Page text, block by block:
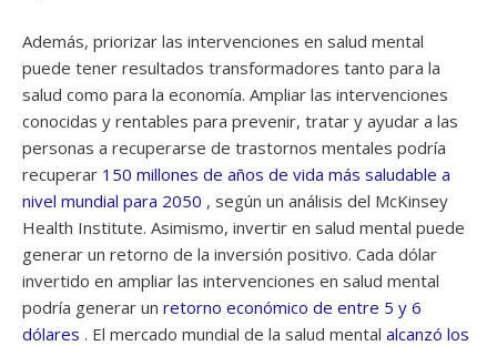
Además, priorizar las intervenciones en salud mental
puede tener resultados transformadores tanto para la
salud como para la economía. Ampliar las intervenciones
conocidas y rentables para prevenir, tratar y ayudar a las
personas a recuperarse de trastornos mentales podría
recuperar 150 millones de años de vida más saludable a
nivel mundial para 2050 , según un análisis del McKinsey
Health Institute. Asimismo, invertir en salud mental puede
generar un retorno de la inversión positivo. Cada dólar
invertido en ampliar las intervenciones en salud mental
podría generar un retorno económico de entre 5 y 6
dólares . El mercado mundial de la salud mental alcanzó los